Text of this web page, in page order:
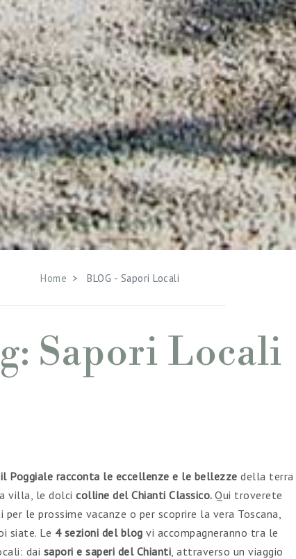
Home BLOG - Sapori Locali
Sapori Locali
Poggiale racconta le eccellenze e le bellezzedella terra
villa, le dolcicolline del Chianti Classico.Qui troverete
per le prossime vacanze o per scoprire la vera Toscana,
siate. Le 4 sezioni del blog vi accompagneranno tra le
dai sapori e saperi del Chianti, attraverso un viaggio